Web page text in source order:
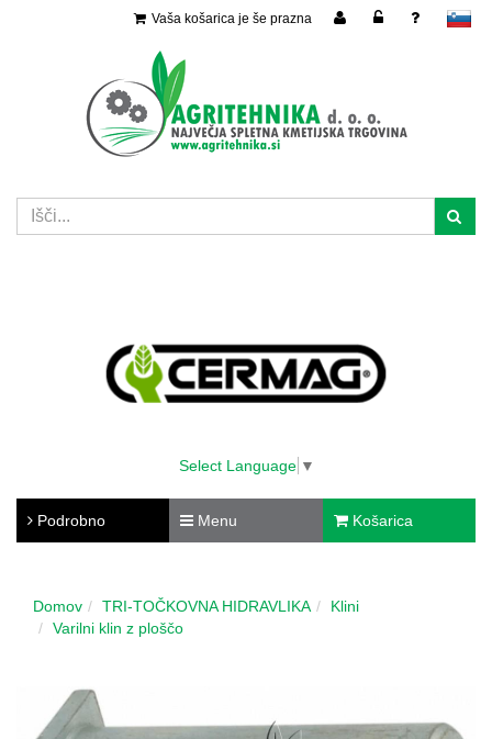
slovensko
Vaša košarica je še prazna
Select Language ▼
Podrobno Menu Košarica
Domov TRI-TOČKOVNA HIDRAVLIKA
Klini
Varilni klin z ploščo